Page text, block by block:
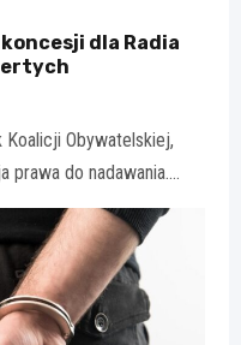
dla Radia
Koalicji Obywatelskiej,
do nadawania.…